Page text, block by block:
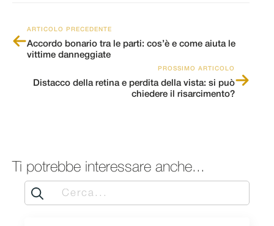
ARTICOLO PRECEDENTE
Accordo bonario tra le parti: cos’è e come aiuta le
vittime danneggiate
PROSSIMO ARTICOLO
Distacco della retina e perdita della vista: si può
chiedere il risarcimento?
Ti potrebbe interessare anche...
Search
for: